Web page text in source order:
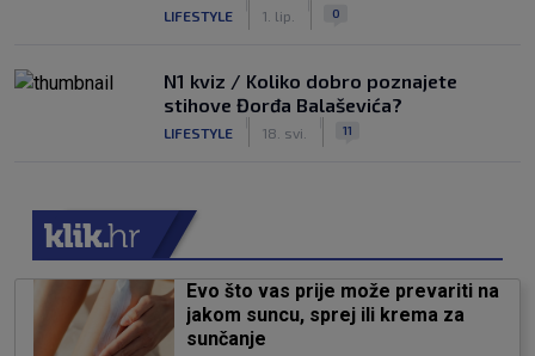
LIFESTYLE 1. lip. 0
N1 kviz / Koliko dobro poznajete
stihove Đorđa Balaševića?
LIFESTYLE 18. svi. 11
Evo što vas prije može prevariti na
jakom suncu, sprej ili krema za
sunčanje